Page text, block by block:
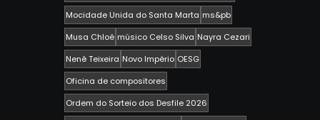
Mocidade Unida do Santa Marta ms&pb
Musa Chloé músico Celso Silva Nayra Cezari
Nenê Teixeira Novo Império OESG
Oficina de compositores
Ordem do Sorteio dos Desfile 2026